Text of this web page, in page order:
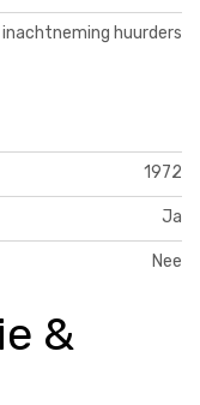
huurders
1972
Ja
Nee
&